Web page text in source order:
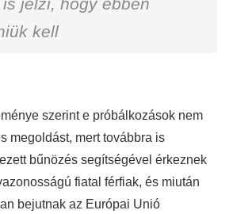
kell
szerint e próbálkozások nem
megoldást, mert továbbra is
bűnözés segítségével érkeznek
fiatal férfiak, és miután
bejutnak az Európai Unió